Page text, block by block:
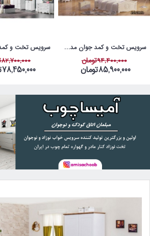
توییتر واتس سرویس تخت و کمد جوان مدل مروارید
94,400,000تومان
85,900,000تومان
82,700,000تومان
78,450,000تومان